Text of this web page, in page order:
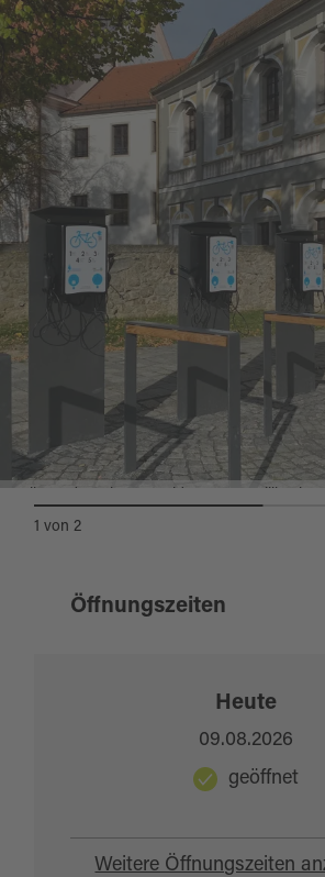
1 von2
Öffnungszeiten
Weitere Öffnungszeiten
Heute
09.08.2026
geöffnet